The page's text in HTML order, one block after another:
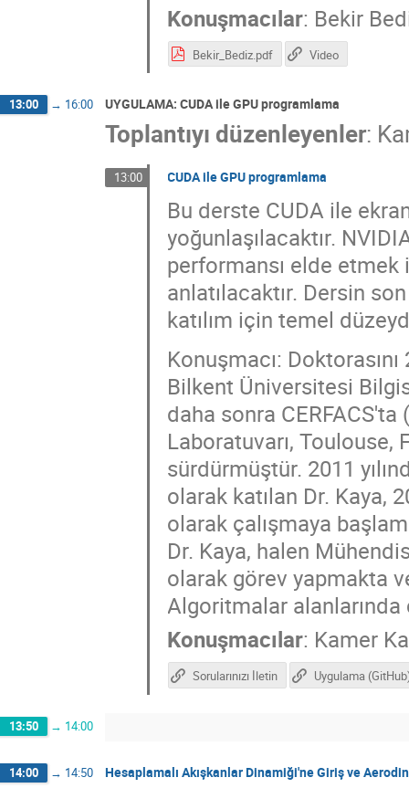
Konuşmacılar: Bekir
Bekir_Bediz.pdf Video
13:00 → 16:00 UYGULAMA: CUDA ile GPU programlama
Toplantıyı düzenleyenler:
13:00 CUDA ile GPU programlama
Bu derste CUDA ile
yoğunlaşılacaktır.
performansı elde
anlatılacaktır. Dersin
katılım için temel
Konuşmacı:
Bilkent Üniversitesi
daha sonra
Laboratuvarı, Toulouse,
sürdürmüştür. 2011
olarak katılan Dr. Kaya,
olarak çalışmaya
Dr. Kaya, halen
olarak görev yapmakta
Algoritmalar alanlarında
Konuşmacılar: Kamer
Sorularınızı İletin Uygulama
13:50 → 14:00
14:00 → 14:50 Hesaplamalı Akışkanlar Dinamiği'ne Giriş ve